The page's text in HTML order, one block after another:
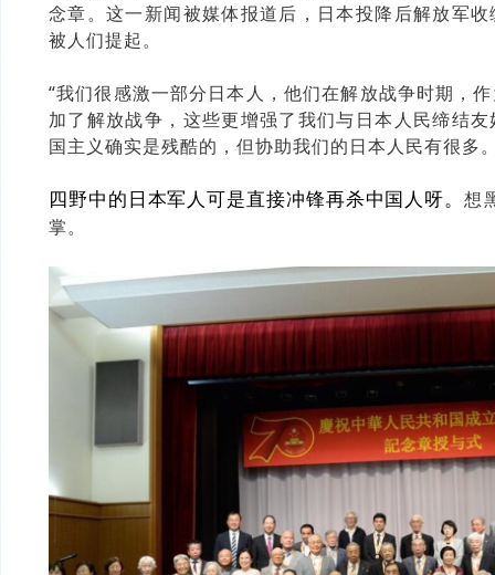
念章。这一新闻被媒体报道后，日本投降后解放军
被人们提起。
“我们很感激一部分日本人，他们在解放战争时期，
加了解放战争，这些更增强了我们与日本人民缔结
国主义确实是残酷的，但协助我们的日本人民有很多
四野中的日本军人可是直接冲锋再杀中国人呀。想
掌。